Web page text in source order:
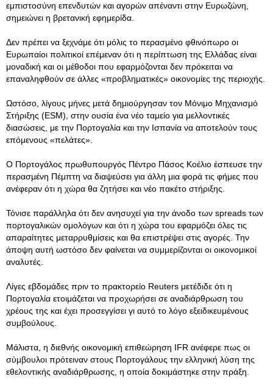
εμπιστοσύνη επενδυτών και αγορών απέναντι στην Ευρωζώνη,
σημειώνει η βρετανική εφημερίδα.
Δεν πρέπει να ξεχνάμε ότι μόλις το περασμένο φθινόπωρο οι
Ευρωπαίοι πολιτικοί επέμεναν ότι η περίπτωση της Ελλάδας είναι
μοναδική και οι μέθοδοι που εφαρμόζονται δεν πρόκειται να
επαναληφθούν σε άλλες «προβληματικές» οικονομίες της περιοχής.
Ωστόσο, λίγους μήνες μετά δημιούργησαν τον Μόνιμο Μηχανισμό
Στήριξης (ESM), στην ουσία ένα νέο ταμείο για μελλοντικές
διασώσεις, με την Πορτογαλία και την Ισπανία να αποτελούν τους
επόμενους «πελάτες».
Ο Πορτογάλος πρωθυπουργός Πέντρο Πάσος Κοέλιο έσπευσε την
περασμένη Πέμπτη να διαψεύσει για άλλη μια φορά τις φήμες που
ανέφεραν ότι η χώρα θα ζητήσει και νέο πακέτο στήριξης.
Τόνισε παράλληλα ότι δεν ανησυχεί για την άνοδο των spreads των
πορτογαλικών ομολόγων και ότι η χώρα του εφαρμόζει όλες τις
απαραίτητες μεταρρυθμίσεις και θα επιστρέψει στις αγορές. Την
άποψη αυτή ωστόσο δεν φαίνεται να συμμερίζονται οι οικονομικοί
αναλυτές.
Λίγες εβδομάδες πριν το πρακτορείο Reuters μετέδιδε ότι η
Πορτογαλία ετοιμάζεται να προχωρήσει σε αναδιάρθρωση του
χρέους της και έχει προσεγγίσει γι αυτό το λόγο εξειδικευμένους
συμβούλους.
Μάλιστα, η διεθνής οικονομική επιθεώρηση IFR ανέφερε πως οι
σύμβουλοι πρότειναν στους Πορτογάλους την ελληνική λύση της
εθελοντικής αναδιάρθρωσης, η οποία δοκιμάστηκε στην πράξη.